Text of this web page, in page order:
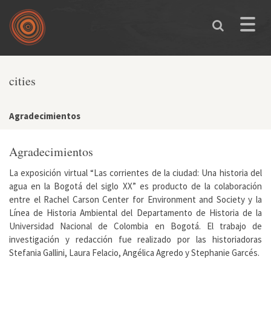
Skip to main content
Toggle
You are here
cities
Agradecimientos
Agradecimientos
La exposición virtual “Las corrientes de la ciudad: Una historia del
agua en la Bogotá del siglo XX” es producto de la colaboración
entre el Rachel Carson Center for Environment and Society y la
Línea de Historia Ambiental del Departamento de Historia de la
Universidad Nacional de Colombia en Bogotá. El trabajo de
investigación y redacción fue realizado por las historiadoras
Stefania Gallini, Laura Felacio, Angélica Agredo y Stephanie Garcés.